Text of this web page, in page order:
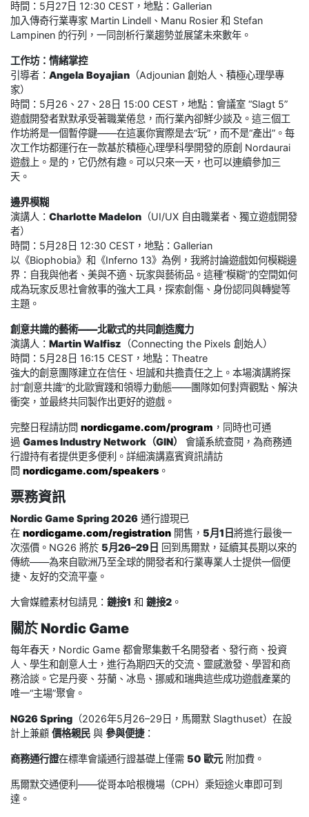
時間：5月27日 12:30 CEST，地點：Gallerian
加入傳奇行業專家 Martin Lindell、Manu Rosier 和 Stefan
Lampinen 的行列，一同剖析行業趨勢並展望未來數年。
工作坊：情緒掌控
引導者： Angela Boyajian （Adjounian 創始人、積極心理學專
家）
時間：5月26、27、28日 15:00 CEST，地點：會議室 “Slagt 5”
遊戲開發者默默承受著職業倦怠，而行業內卻鮮少談及。這三個工
作坊將是一個暫停鍵——在這裏你實際是去“玩”，而不是“產出”。每
次工作坊都運行在一款基於積極心理學科學開發的原創 Nordaurai
遊戲上。是的，它仍然有趣。可以只來一天，也可以連續參加三
天。
邊界模糊
演講人： Charlotte Madelon （UI/UX 自由職業者、獨立遊戲開發
者）
時間：5月28日 12:30 CEST，地點：Gallerian
以《Biophobia》和《Inferno 13》為例，我將討論遊戲如何模糊邊
界：自我與他者、美與不適、玩家與藝術品。這種“模糊”的空間如何
成為玩家反思社會敘事的強大工具，探索創傷、身份認同與轉變等
主題。
創意共識的藝術——北歐式的共同創造魔力
演講人： Martin Walfisz （Connecting the Pixels 創始人）
時間：5月28日 16:15 CEST，地點：Theatre
強大的創意團隊建立在信任、坦誠和共擔責任之上。本場演講將探
討“創意共識”的北歐實踐和領導力動態——團隊如何對齊觀點、解決
衝突，並最終共同製作出更好的遊戲。
完整日程請訪問 nordicgame.com/program ，同時也可通
過 Games Industry Network（GIN）
會議系統查閱，為商務通
行證持有者提供更多便利。詳細演講嘉賓資訊請訪
問 nordicgame.com/speakers 。
票務資訊
Nordic Game Spring 2026 通行證現已
在 nordicgame.com/registration 開售， 5月1日將進行最後一
次漲價。NG26 將於 5月26–29日 回到馬爾默，延續其長期以來的
傳統——為來自歐洲乃至全球的開發者和行業專業人士提供一個便
捷、友好的交流平臺。
大會媒體素材包請見： 鏈接1 和 鏈接2 。
關於 Nordic Game
每年春天，Nordic Game 都會聚集數千名開發者、發行商、投資
人、學生和創意人士，進行為期四天的交流、靈感激發、學習和商
務洽談。它是丹麥、芬蘭、冰島、挪威和瑞典這些成功遊戲產業的
唯一“主場”聚會。
NG26 Spring （2026年5月26–29日，馬爾默 Slagthuset）在設
計上兼顧 價格親民 與 參與便捷：
商務通行證在標準會議通行證基礎上僅需 50 歐元附加費。
馬爾默交通便利——從哥本哈根機場（CPH）乘短途火車即可到
達。